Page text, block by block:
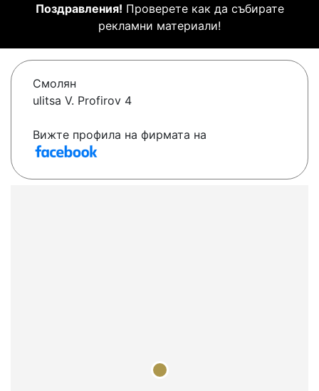
Поздравления! Проверете как да събирате
рекламни материали!
Смолян
ulitsa V. Profirov 4
Вижте профила на фирмата на